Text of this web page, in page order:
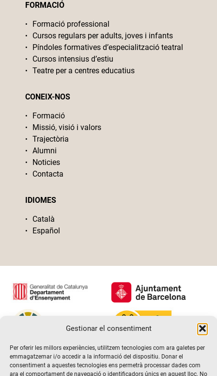
Gestionar el consentiment
Per oferir les millors experiències, utilitzem tecnologies com ara galetes per
emmagatzemar i/o accedir a la informació del dispositiu. Donar el
consentiment a aquestes tecnologies ens permetrà processar dades com
ara el comportament de navegació o identificadors únics en aquest lloc. No
FORMACIÓ
Formació professional
Cursos regulars per adults, joves i infants
Píndoles formatives d’especialització teatral
Cursos intensius d’estiu
Teatre per a centres educatius
CONEIX-NOS
Formació
Missió, visió i valors
Trajectòria
Alumni
Noticies
Contacta
IDIOMES
Català
Español